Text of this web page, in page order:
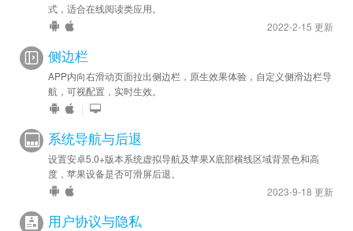
式，适合在线阅读类应用。
2022-2-15 更新
侧边栏
APP内向右滑动页面拉出侧边栏，原生效果体验，自定义侧滑边栏导
航，可视配置，实时生效。
|
系统导航与后退
设置安卓5.0+版本系统虚拟导航及苹果X底部横线区域背景色和高
度，苹果设备是否可滑屏后退。
2023-9-18 更新
用户协议与隐私